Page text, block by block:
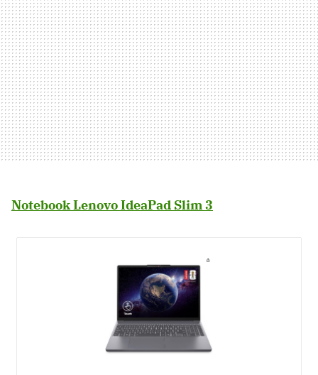
Notebook Lenovo IdeaPad Slim 3